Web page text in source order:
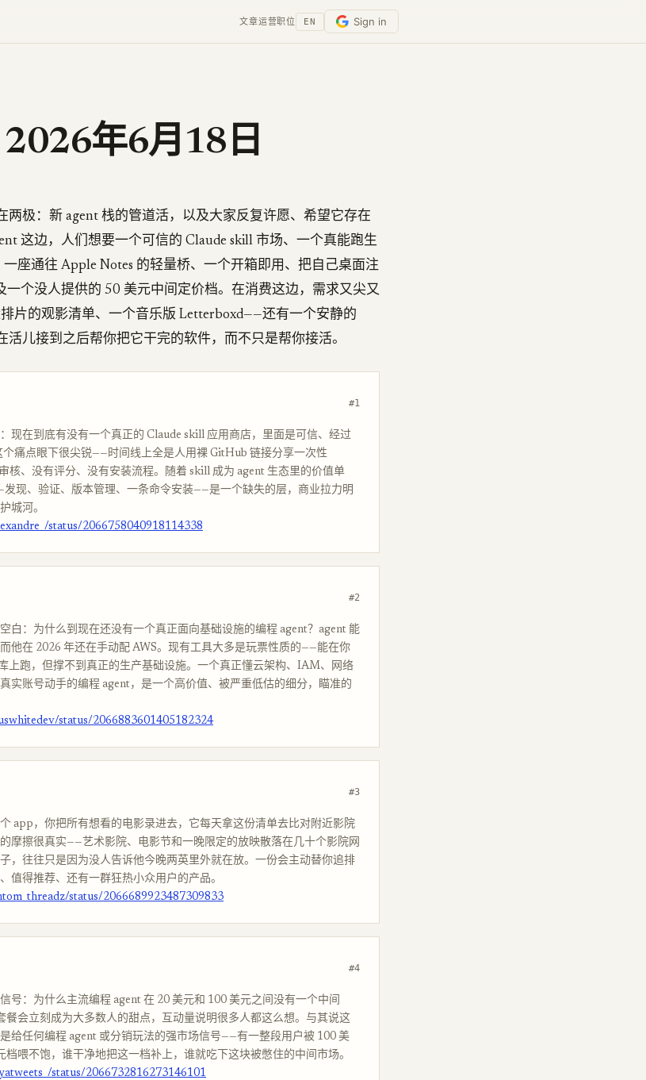
文章运营职位 EN Sign in
年6月18日
两极：新 agent 栈的管道活，以及大家反复许愿、希望它存在
这边，人们想要一个可信的 Claude skill 市场、一个真能跑生
座通往 Apple Notes 的轻量桥、一个开箱即用、把自己桌面注
一个没人提供的 50 美元中间定价档。在消费这边，需求又尖又
片的观影清单、一个音乐版 Letterboxd——还有一个安静的
活儿接到之后帮你把它干完的软件，而不只是帮你接活。
#1
现在到底有没有一个真正的 Claude skill 应用商店，里面是可信、经过
痛点眼下很尖锐——时间线上全是人用裸 GitHub 链接分享一次性
核、没有评分、没有安装流程。随着 skill 成为 agent 生态里的价值单
现、验证、版本管理、一条命令安装——是一个缺失的层，商业拉力明
城河。
status/2066758040918114338
#2
白：为什么到现在还没有一个真正面向基础设施的编程 agent？agent 能
他在 2026 年还在手动配 AWS。现有工具大多是玩票性质的——能在你
上跑，但撑不到真正的生产基础设施。一个真正懂云架构、IAM、网络
实账号动手的编程 agent，是一个高价值、被严重低估的细分，瞄准的
status/2066883601405182324
#3
app，你把所有想看的电影录进去，它每天拿这份清单去比对附近影院
摩擦很真实——艺术影院、电影节和一晚限定的放映散落在几十个影院网
，往往只是因为没人告诉他今晚两英里外就在放。一份会主动替你追排
值得推荐、还有一群狂热小众用户的产品。
status/2066689923487309833
#4
号：为什么主流编程 agent 在 20 美元和 100 美元之间没有一个中间
餐会立刻成为大多数人的甜点，互动量说明很多人都这么想。与其说这
给任何编程 agent 或分销玩法的强市场信号——有一整段用户被 100 美
档喂不饱，谁干净地把这一档补上，谁就吃下这块被憋住的中间市场。
status/2066732816273146101